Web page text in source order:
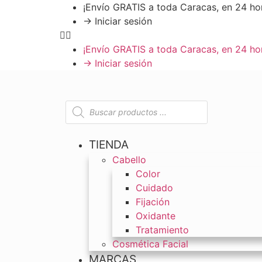
¡Envío GRATIS a toda Caracas, en 24
→ Iniciar sesión
¡Envío GRATIS a toda Caracas, en 24
→ Iniciar sesión
TIENDA
Cabello
Color
Cuidado
Fijación
Oxidante
Tratamiento
Cosmética Facial
MARCAS